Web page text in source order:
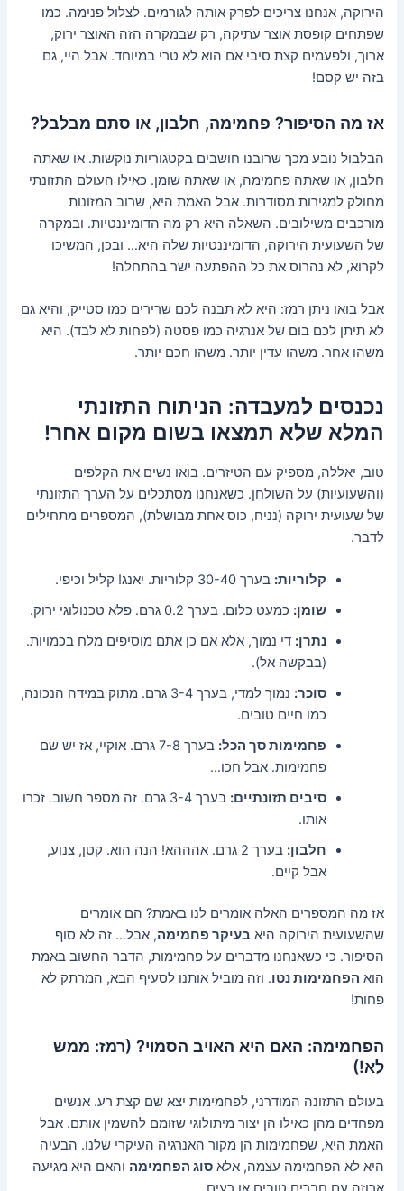
הירוקה, אנחנו צריכים לפרק אותה לגורמים. לצלול פנימה. כמו
שפתחים קופסת אוצר עתיקה, רק שבמקרה הזה האוצר ירוק,
ארוך, ולפעמים קצת סיבי אם הוא לא טרי במיוחד. אבל היי, גם
בזה יש קסם!
אז מה הסיפור? פחמימה, חלבון, או סתם מבלבל?
הבלבול נובע מכך שרובנו חושבים בקטגוריות נוקשות. או שאתה
חלבון, או שאתה פחמימה, או שאתה שומן. כאילו העולם התזונתי
מחולק למגירות מסודרות. אבל האמת היא, שרוב המזונות
מורכבים משילובים. השאלה היא רק מה הדומיננטיות. ובמקרה
של השעועית הירוקה, הדומיננטיות שלה היא… ובכן, המשיכו
לקרוא, לא נהרוס את כל ההפתעה ישר בהתחלה!
אבל בואו ניתן רמז: היא לא תבנה לכם שרירים כמו סטייק, והיא גם
לא תיתן לכם בום של אנרגיה כמו פסטה (לפחות לא לבד). היא
משהו אחר. משהו עדין יותר. משהו חכם יותר.
נכנסים למעבדה: הניתוח התזונתי
המלא שלא תמצאו בשום מקום אחר!
טוב, יאללה, מספיק עם הטיזרים. בואו נשים את הקלפים
(והשעועיות) על השולחן. כשאנחנו מסתכלים על הערך התזונתי
של שעועית ירוקה (נניח, כוס אחת מבושלת), המספרים מתחילים
לדבר.
קלוריות: בערך 30-40 קלוריות. יאנג! קליל וכיפי.
שומן: כמעט כלום. בערך 0.2 גרם. פלא טכנולוגי ירוק.
נתרן: די נמוך, אלא אם כן אתם מוסיפים מלח בכמויות.
(בבקשה אל).
סוכר:
נמוך למדי, בערך 3-4 גרם. מתוק במידה הנכונה,
כמו חיים טובים.
פחמימות סך הכל:
בערך 7-8 גרם. אוקיי, אז יש שם
פחמימות. אבל חכו…
סיבים תזונתיים:
בערך 3-4 גרם. זה מספר חשוב. זכרו
אותו.
חלבון:
בערך 2 גרם. אהההא! הנה הוא. קטן, צנוע,
אבל קיים.
אז מה המספרים האלה אומרים לנו באמת? הם אומרים
שהשעועית הירוקה היא בעיקר פחמימה, אבל… זה לא סוף
הסיפור. כי כשאנחנו מדברים על פחמימות, הדבר החשוב באמת
הוא הפחמימות נטו. וזה מוביל אותנו לסעיף הבא, המרתק לא
פחות!
הפחמימה: האם היא האויב הסמוי? (רמז: ממש
לא!)
בעולם התזונה המודרני, לפחמימות יצא שם קצת רע. אנשים
מפחדים מהן כאילו הן יצור מיתולוגי שזומם להשמין אותם. אבל
האמת היא, שפחמימות הן מקור האנרגיה העיקרי שלנו. הבעיה
היא לא הפחמימה עצמה, אלאסוג הפחמימה והאם היא מגיעה